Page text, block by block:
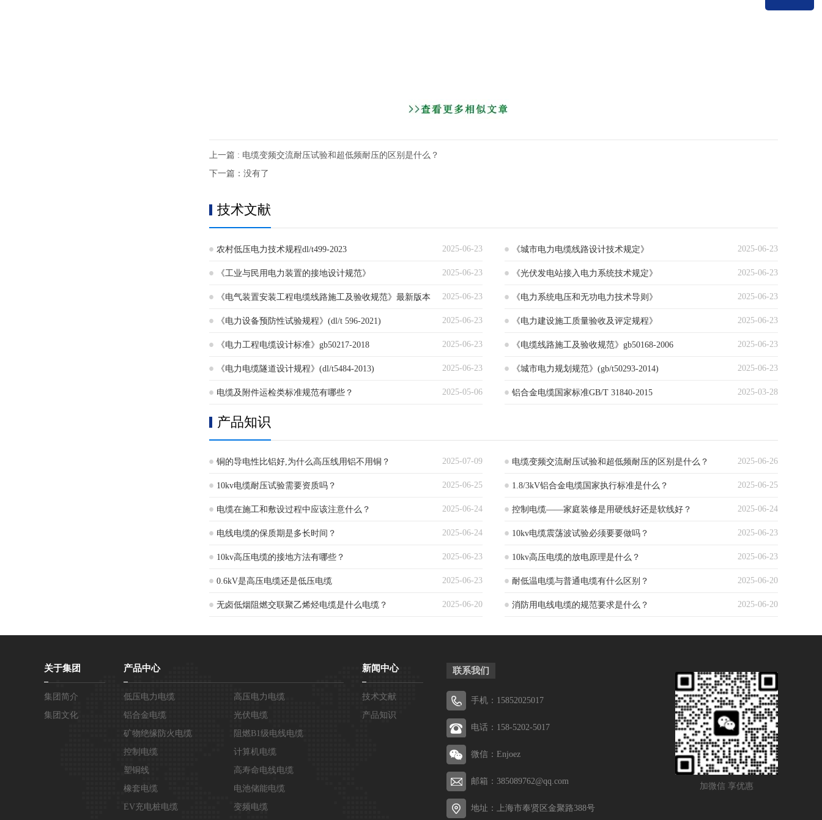
上一篇 : 电缆变频交流耐压试验和超低频耐压的区别是什么？
下一篇：没有了
技术文献
2025-06-23
农村低压电力技术规程dl/t499-2023 2025-06-23
《城市电力电缆线路设计技术规定》
2025-06-23
《工业与民用电力装置的接地设计规范》 2025-06-23
《光伏发电站接入电力系统技术规定》
2025-06-23
《电气装置安装工程电缆线路施工及验收规范》最新版本 2025-06-23
《电力系统电压和无功电力技术导则》
2025-06-23
《电力设备预防性试验规程》(dl/t 596-2021) 2025-06-23
《电力建设施工质量验收及评定规程》
2025-06-23
《电力工程电缆设计标准》gb50217-2018 2025-06-23
《电缆线路施工及验收规范》gb50168-2006
2025-06-23
《电力电缆隧道设计规程》(dl/t5484-2013) 2025-06-23
《城市电力规划规范》(gb/t50293-2014)
2025-05-06
电缆及附件运检类标准规范有哪些？ 2025-03-28
铝合金电缆国家标准GB/T 31840-2015
产品知识
2025-07-09
铜的导电性比铝好,为什么高压线用铝不用铜？ 2025-06-26
电缆变频交流耐压试验和超低频耐压的区别是什么？
2025-06-25
10kv电缆耐压试验需要资质吗？ 2025-06-25
1.8/3kV铝合金电缆国家执行标准是什么？
2025-06-24
电缆在施工和敷设过程中应该注意什么？ 2025-06-24
控制电缆——家庭装修是用硬线好还是软线好？
2025-06-24
电线电缆的保质期是多长时间？ 2025-06-23
10kv电缆震荡波试验必须要要做吗？
2025-06-23
10kv高压电缆的接地方法有哪些？ 2025-06-23
10kv高压电缆的放电原理是什么？
2025-06-23
0.6kV是高压电缆还是低压电缆 2025-06-20
耐低温电缆与普通电缆有什么区别？
2025-06-20
无卤低烟阻燃交联聚乙烯烃电缆是什么电缆？ 2025-06-20
消防用电线电缆的规范要求是什么？
关于集团
集团简介
集团文化
产品中心
低压电力电缆
高压电力电缆
铝合金电缆
光伏电缆
矿物绝缘防火电缆
阻燃B1级电线电缆
控制电缆
计算机电缆
塑铜线
高寿命电线电缆
橡套电缆
电池储能电缆
EV充电桩电缆
变频电缆
新闻中心
技术文献
产品知识
加微信 享优惠
联系我们
手机：15852025017
电话：158-5202-5017
微信：Enjoez
邮箱：385089762@qq.com
地址：上海市奉贤区金聚路388号